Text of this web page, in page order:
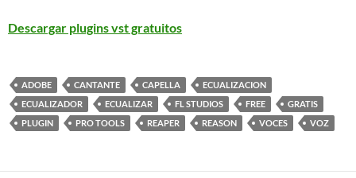
Descargar plugins vst gratuitos
ADOBE CANTANTE CAPELLA
ECUALIZACION
ECUALIZADOR
ECUALIZAR FL STUDIOS FREE
GRATIS
PLUGIN
PRO TOOLS REAPER REASON VOCES VOZ